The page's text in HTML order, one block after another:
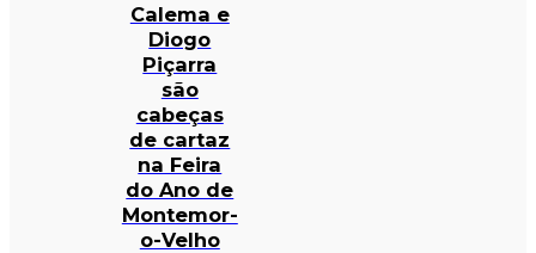
Calema e
Diogo
Piçarra
são
cabeças
de cartaz
na Feira
do Ano de
Montemor-
o-Velho